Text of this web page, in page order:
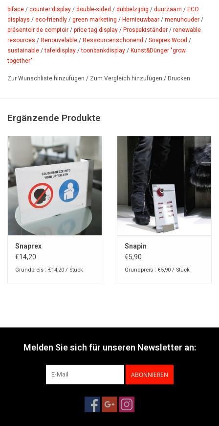
ausdrucken, schnell und einfach eingesetzt und jederzeit
ausgetauscht werden. der zweiseitige Aufsteller für tisch und
Theke Snaprex Wood ist der ideale info-, menü- und
Preisschildhalter im Hotel, Restaurant, Geschäft und Showroom.
PDF
biface / counter display / double-sided / dubbelzijdig / duurzaam / ECO
displays / eco-friendly / green marketing / Hernieuwbaar / menuhouder /
présentoir de comptoir / price tag display / Prospektständer / renewable
resources / Renouvelable / Ressour­censchonend / Snaprex Wood /
sustainable /tafeldisplay /toonbankdisplay / Kunst&Dünger "grow
together"
Zur Wunschliste hinzufügen / Zum Vergleich hinzufügen / Drucken
Ergänzende Produkte
Snaprex
€14,20
Grundpreis : €14,20 / Stück
Snapin
€5,90
Grundpreis : €5,90 / Stück
Melden Sie sich für unseren Newsletter an:
ABONNIEREN